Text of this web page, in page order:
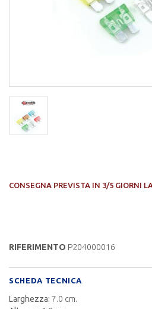
CONSEGNA PREVISTA IN 3/5 GIORNI
RIFERIMENTO P204000016
SCHEDA TECNICA
Larghezza: 7.0 cm.